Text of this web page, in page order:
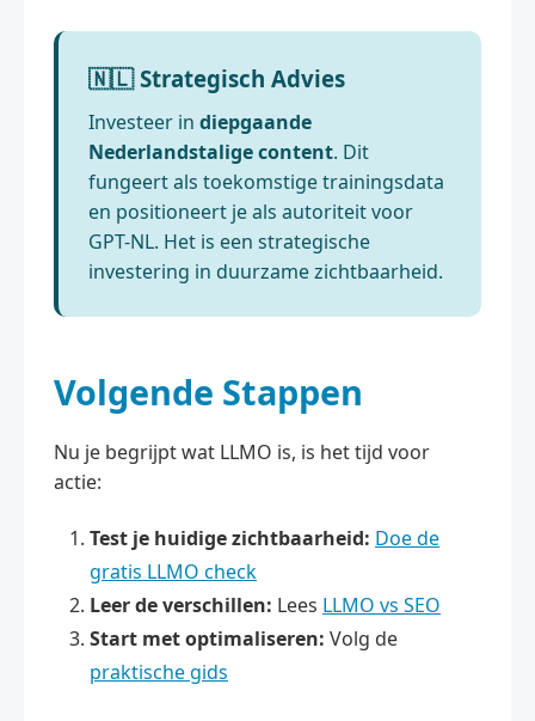
🇳🇱 Strategisch Advies
Investeer in diepgaande
Nederlandstalige content. Dit
fungeert als toekomstige trainingsdata
en positioneert je als autoriteit voor
GPT-NL. Het is een strategische
investering in duurzame zichtbaarheid.
Volgende Stappen
Nu je begrijpt wat LLMO is, is het tijd voor
actie:
Test je huidige zichtbaarheid: Doe de
gratis LLMO check
Leer de verschillen: Lees LLMO vs SEO
Start met optimaliseren: Volg de
praktische gids